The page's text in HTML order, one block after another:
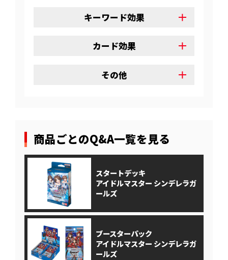
キーワード効果
カード効果
その他
商品ごとのQ&A一覧を見る
スタートデッキ
アイドルマスター シンデレラガ
ールズ
ブースターパック
アイドルマスター シンデレラガ
ールズ